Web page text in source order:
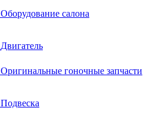
Оборудование салона
Двигатель
Оригинальные гоночные запчасти
Подвеска